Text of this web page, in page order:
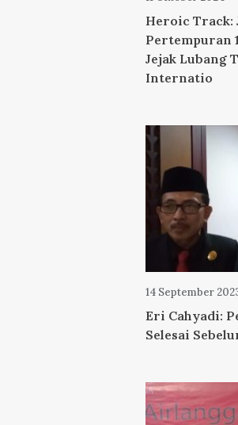
Heroic Track:
Pertempuran
Jejak Lubang
Internatio
14 September
Eri Cahyadi:
Selesai